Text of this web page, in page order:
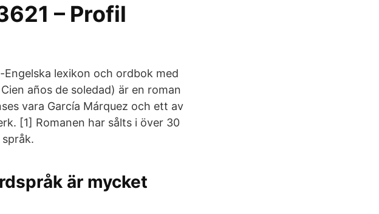
– Profil
lexikon och ordbok med
años de soledad) är en roman
vara García Márquez och ett av
[1] Romanen har sålts i över 30
är mycket